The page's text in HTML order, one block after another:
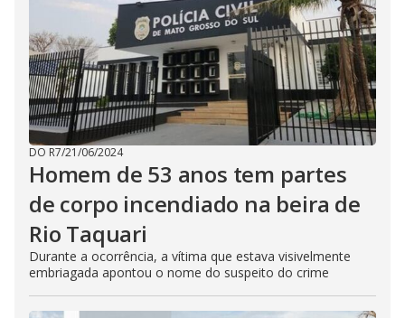
DO R7/21/06/2024
Homem de 53 anos tem partes
de corpo incendiado na beira de
Rio Taquari
Durante a ocorrência, a vítima que estava visivelmente
embriagada apontou o nome do suspeito do crime